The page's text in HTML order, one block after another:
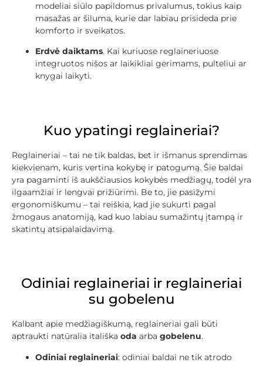
modeliai siūlo papildomus privalumus, tokius kaip
masažas ar šiluma, kurie dar labiau prisideda prie
komforto ir sveikatos.
Erdvė daiktams. Kai kuriuose reglaineriuose
integruotos nišos ar laikikliai gėrimams, pulteliui ar
knygai laikyti.
Kuo ypatingi reglaineriai?
Reglaineriai – tai ne tik baldas, bet ir išmanus sprendimas
kiekvienam, kuris vertina kokybę ir patogumą. Šie baldai
yra pagaminti iš aukščiausios kokybės medžiagų, todėl yra
ilgaamžiai ir lengvai prižiūrimi. Be to, jie pasižymi
ergonomiškumu – tai reiškia, kad jie sukurti pagal
žmogaus anatomiją, kad kuo labiau sumažintų įtampą ir
skatintų atsipalaidavimą.
Odiniai reglaineriai ir reglaineriai
su gobelenu
Kalbant apie medžiagiškumą, reglaineriai gali būti
aptraukti natūralia itališka oda arba gobelenu.
Odiniai reglaineriai: odiniai baldai ne tik atrodo